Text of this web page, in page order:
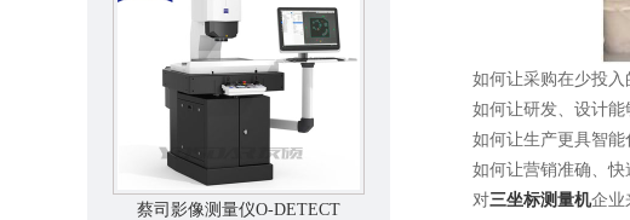
蔡司影像测量仪O-DETECT
如何让采购在少投入
如何让研发、设计能够
如何让生产更具智能
如何让营销准确、快
对三坐标测量机企业